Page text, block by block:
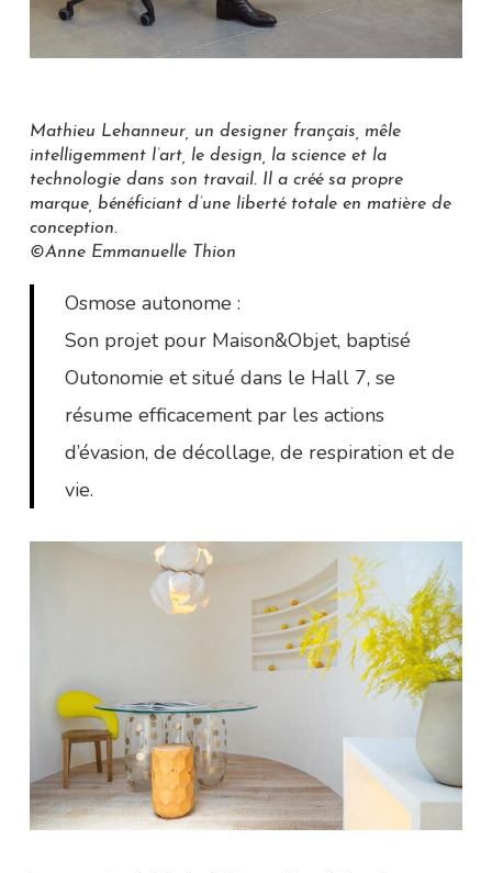
Mathieu Lehanneur, un designer français, mêle
intelligemment l’art, le design, la science et la
technologie dans son travail. Il a créé sa propre
marque, bénéficiant d’une liberté totale en matière de
conception.
©Anne Emmanuelle Thion
Osmose autonome :
Son projet pour Maison&Objet, baptisé
Outonomie et situé dans le Hall 7, se
résume efficacement par les actions
d’évasion, de décollage, de respiration et de
vie.